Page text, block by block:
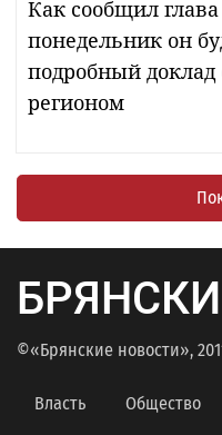
Как сообщил
понедельник он
подробный
регионом
©«Брянские новости»,
Власть Общество